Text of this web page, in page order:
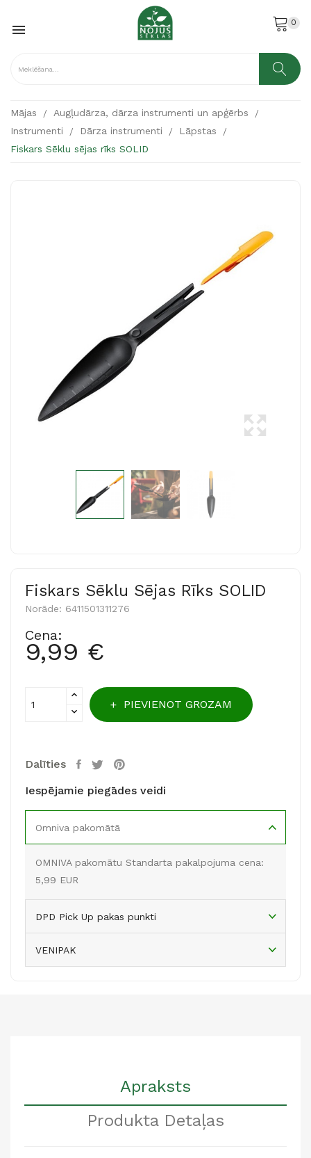
 0
Mājas
Augļudārza, dārza instrumenti un apģērbs
Instrumenti
Dārza instrumenti
Lāpstas
Fiskars Sēklu sējas rīks SOLID
Fiskars Sēklu Sējas Rīks SOLID
Norāde: 6411501311276
Cena:
9,99 €
PIEVIENOT GROZAM
Dalīties
Iespējamie piegādes veidi
Omniva pakomātā
OMNIVA pakomātu Standarta pakalpojuma cena:
5,99 EUR
DPD Pick Up pakas punkti
VENIPAK
Apraksts
Produkta Detaļas